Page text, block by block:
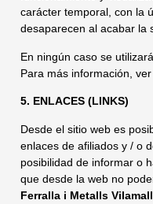
carácter temporal, con la
desaparecen al acabar la
En ningún caso se
Para más información,
5. ENLACES (LINKS)
Desde el sitio web es
enlaces de afiliados y / o
posibilidad de informar o
que desde la web no
Ferralla i Metalls